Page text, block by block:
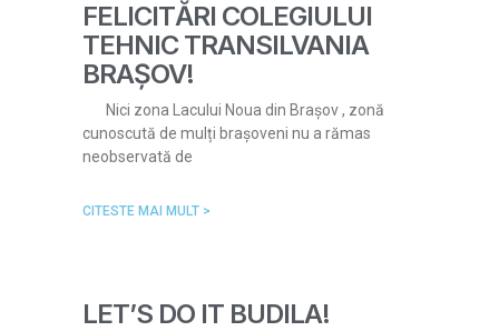
FELICITĂRI COLEGIULUI
TEHNIC TRANSILVANIA
BRAȘOV!
Nici zona Lacului Noua din Brașov , zonă
cunoscută de mulți brașoveni nu a rămas
neobservată de
CITESTE MAI MULT >
LET’S DO IT BUDILA!